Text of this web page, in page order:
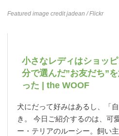
Featured image creditjadean / Flickr
小さなレディはショッ
分で選んだ”お友だち”
った | the WOOF
犬にだって好みはあるし、「
き。 今日ご紹介するのは、可
ー・テリアのルーシー。飼い